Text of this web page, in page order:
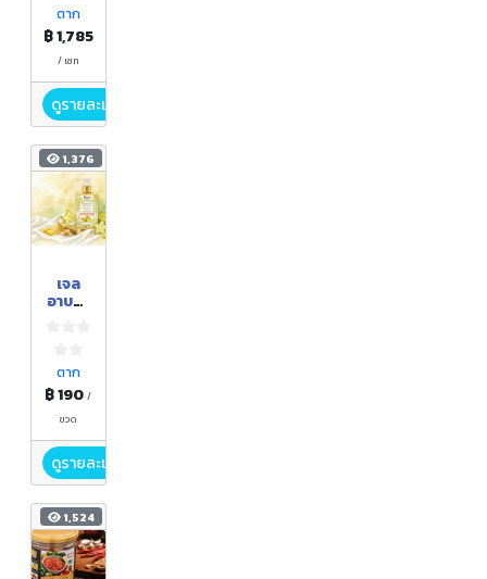
ตาก
฿ 1,785
/ เซท
ดูรายละเอียด
1,376
เจล
อาบน้ำ
นาคา
ผสม
สาร
สกัด
รังไหม
และ
สมุนไพ
ร
ตาก
฿ 190/
ขวด
ดูรายละเอียด
1,524